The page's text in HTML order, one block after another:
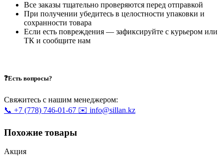
Все заказы тщательно проверяются перед отправкой
При получении убедитесь в целостности упаковки и
сохранности товара
Если есть повреждения — зафиксируйте с курьером или
ТК и сообщите нам
❓Есть вопросы?
Свяжитесь с нашим менеджером:
📞 +7 (778) 746-01-67 ✉️ info@sillan.kz
Похожие товары
Акция